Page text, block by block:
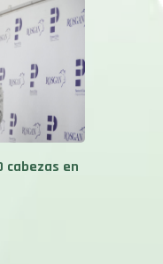
cabezas en